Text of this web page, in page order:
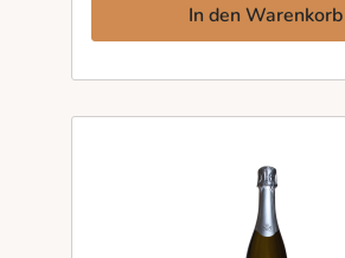
manche Geschichten nur in
entstehen.
In den Warenkorb